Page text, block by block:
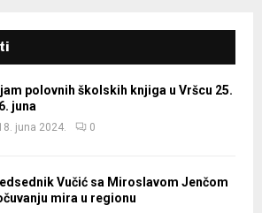
polovnih školskih knjiga u Vršcu 25.
juna
juna 2024. 0
Vučić sa Miroslavom Jenčom
mira u regionu